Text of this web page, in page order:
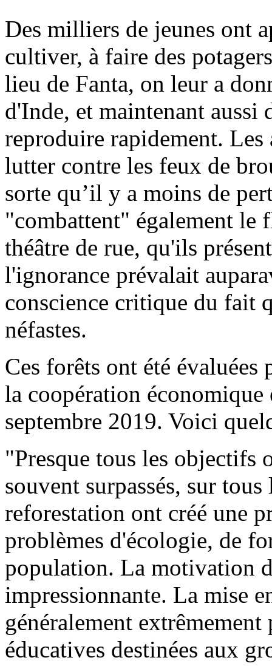
Des milliers de jeunes ont
cultiver, à faire des
lieu de Fanta, on leur a
d'Inde, et maintenant aussi
reproduire rapidement. Les
lutter contre les feux de
sorte qu’il y a moins de
"combattent" également le
théâtre de rue, qu'ils
l'ignorance prévalait
conscience critique du fait
néfastes.
Ces forêts ont été
la coopération
septembre 2019. Voici
"Presque tous les objectifs
souvent surpassés, sur
reforestation ont créé une
problèmes d'écologie, de
population. La motivation
impressionnante. La mise
généralement
éducatives destinées aux